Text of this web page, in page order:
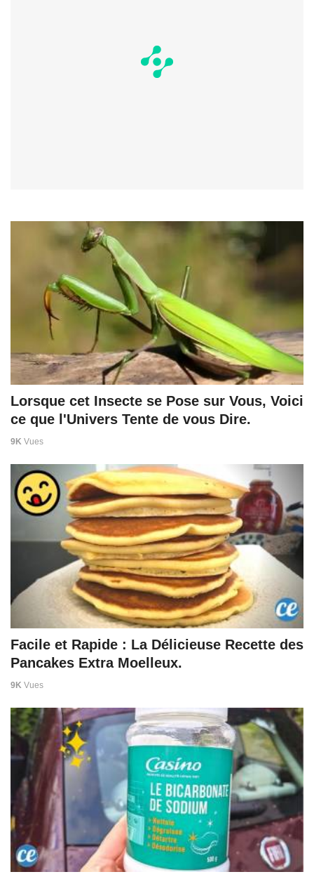
Lorsque cet Insecte se Pose sur Vous, Voici
ce que l'Univers Tente de vous Dire.
9K Vues
Facile et Rapide : La Délicieuse Recette des
Pancakes Extra Moelleux.
9K Vues